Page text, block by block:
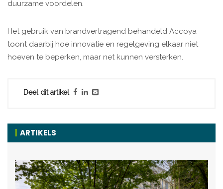
duurzame voordelen.
Het gebruik van brandvertragend behandeld Accoya
toont daarbij hoe innovatie en regelgeving elkaar niet
hoeven te beperken, maar net kunnen versterken.
Deel dit artikel
ARTIKELS